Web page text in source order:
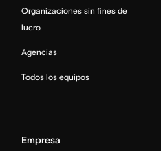
Organizaciones sin fines de
lucro
Agencias
Todos los equipos
Empresa